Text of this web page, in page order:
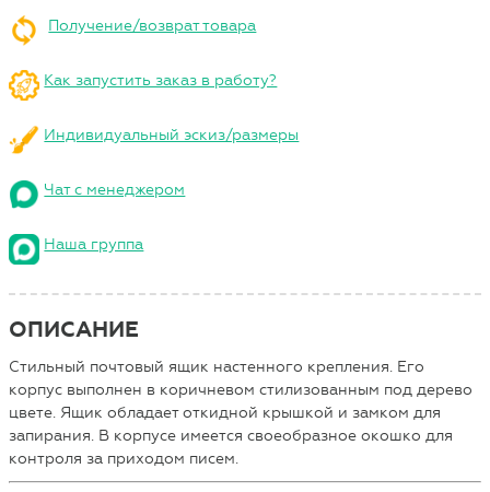
Получение/возврат товара
Как запустить заказ в работу?
Индивидуальный эскиз/размеры
Чат с менеджером
Наша группа
ОПИСАНИЕ
Стильный почтовый ящик настенного крепления. Его
корпус выполнен в коричневом стилизованным под дерево
цвете. Ящик обладает откидной крышкой и замком для
запирания. В корпусе имеется своеобразное окошко для
контроля за приходом писем.